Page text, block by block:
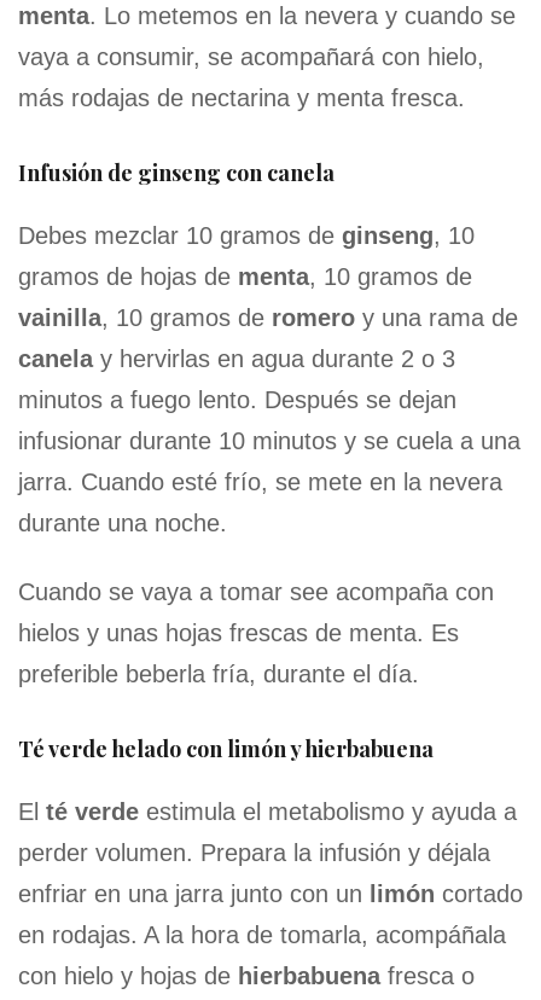
menta. Lo metemos en la nevera y cuando se
vaya a consumir, se acompañará con hielo,
más rodajas de nectarina y menta fresca.
Infusión de ginseng con canela
Debes mezclar 10 gramos de ginseng, 10
gramos de hojas de menta, 10 gramos de
vainilla, 10 gramos de romero y una rama de
canelay hervirlas en agua durante 2 o 3
minutos a fuego lento. Después se dejan
infusionar durante 10 minutos y se cuela a una
jarra. Cuando esté frío, se mete en la nevera
durante una noche.
Cuando se vaya a tomar see acompaña con
hielos y unas hojas frescas de menta. Es
preferible beberla fría, durante el día.
Té verde helado con limón y hierbabuena
El té verde estimula el metabolismo y ayuda a
perder volumen. Prepara la infusión y déjala
enfriar en una jarra junto con un limón cortado
en rodajas. A la hora de tomarla, acompáñala
con hielo y hojas de hierbabuenafresca o